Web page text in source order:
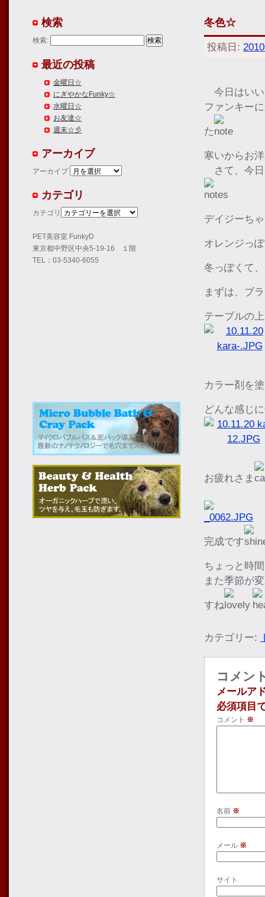
冬色☆
投稿日:
今日はい
ファンキー
た
寒いからお
さて、今日
デイジーち
オレンジっ
冬っぽくて
まずは、ブ
テーブルの
カラー剤を
どんな感じ
お疲れさま
完成です
ちょっと時
また季節が
すね
カテゴリー:
コメン
メールア
必須項目
コメント ※
名前 ※
メール ※
サイト
検索
検索:
最近の投稿
金曜日☆
にぎやかなFunky☆
水曜日☆
お友達☆
週末☆彡
アーカイブ
アーカイブ
カテゴリ
カテゴリ
PET美容室 FunkyD
東京都中野区中央5-19-16 １階
TEL：03-5340-6055